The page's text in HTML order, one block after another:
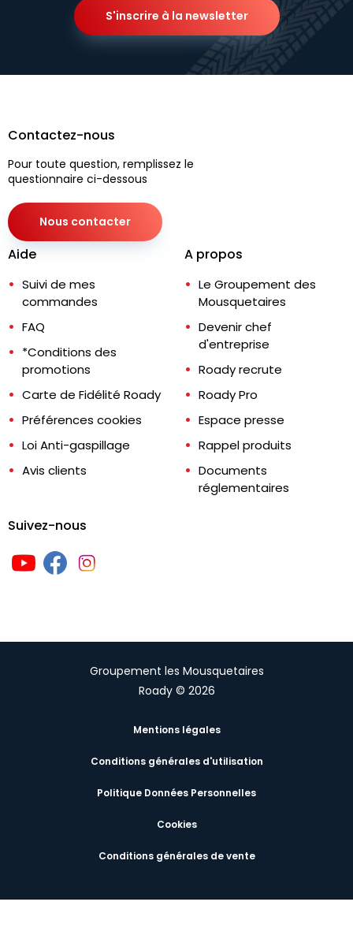
S'inscrire à la newsletter
Contactez-nous
Pour toute question, remplissez le
questionnaire ci-dessous
Nous contacter
Aide
Suivi de mes
commandes
FAQ
*Conditions des
promotions
Carte de Fidélité Roady
Préférences cookies
Loi Anti-gaspillage
Avis clients
A propos
Le Groupement des
Mousquetaires
Devenir chef
d'entreprise
Roady recrute
Roady Pro
Espace presse
Rappel produits
Documents
réglementaires
Suivez-nous
Groupement les Mousquetaires
Roady © 2026
Mentions légales
Conditions générales d'utilisation
Politique Données Personnelles
Cookies
Conditions générales de vente